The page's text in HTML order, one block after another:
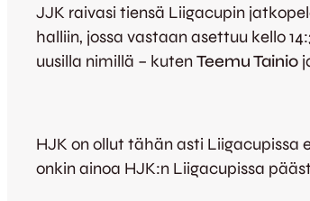
JJK raivasi tiensä Liigacupin
halliin, jossa vastaan asettuu kello
uusilla nimillä – kutenTeemu Tainio
HJK on ollut tähän asti Liigacupissa
onkin ainoa HJK:n Liigacupissa